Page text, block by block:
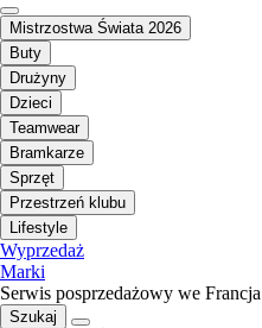
Mistrzostwa Świata 2026
Buty
Drużyny
Dzieci
Teamwear
Bramkarze
Sprzęt
Przestrzeń klubu
Lifestyle
Wyprzedaż
Marki
Serwis posprzedażowy we Francja
Szukaj